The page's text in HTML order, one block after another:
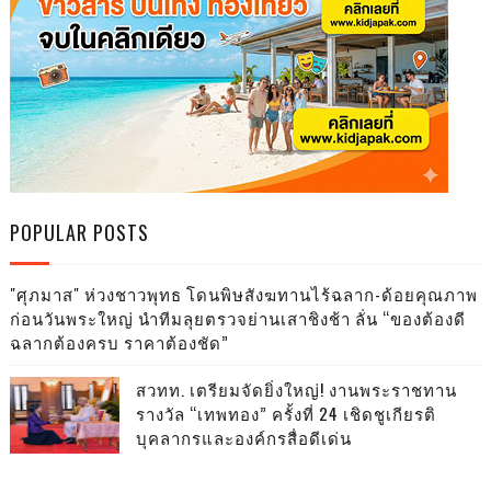
POPULAR POSTS
"ศุภมาส" ห่วงชาวพุทธ โดนพิษสังฆทานไร้ฉลาก-ด้อยคุณภาพ
ก่อนวันพระใหญ่ นำทีมลุยตรวจย่านเสาชิงช้า ลั่น “ของต้องดี
ฉลากต้องครบ ราคาต้องชัด”
สวทท. เตรียมจัดยิ่งใหญ่! งานพระราชทาน
รางวัล “เทพทอง” ครั้งที่ 24 เชิดชูเกียรติ
บุคลากรและองค์กรสื่อดีเด่น